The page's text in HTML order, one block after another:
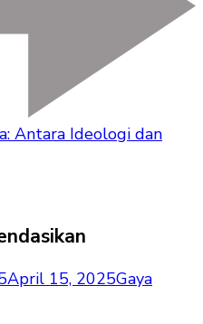
Antara Ideologi dan
April 15, 2025Gaya